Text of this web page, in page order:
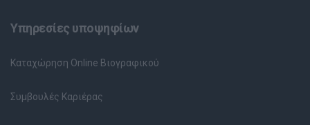
Υπηρεσίες υποψηφίων
Καταχώρηση Online Βιογραφικού
Συμβουλές Καριέρας